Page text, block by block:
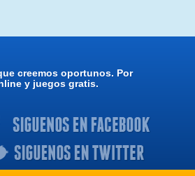
creemos oportunos. Por
y juegos gratis.